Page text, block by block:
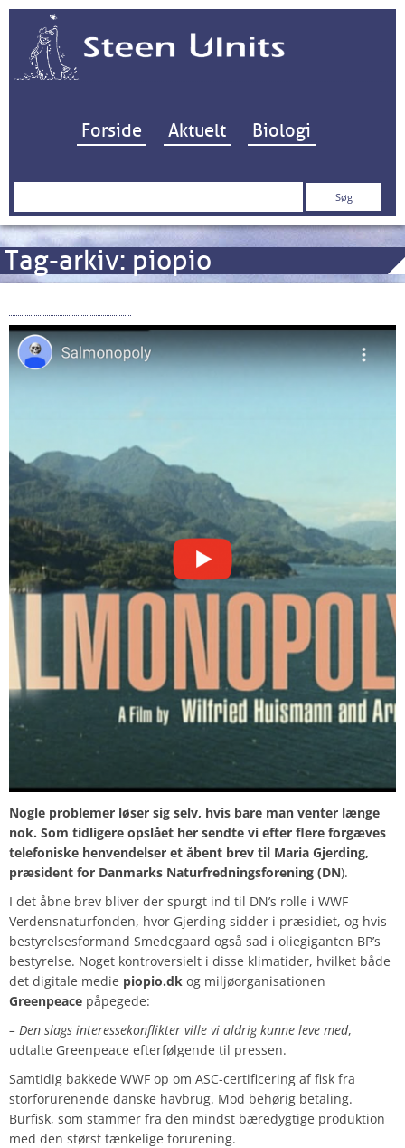
Hop til indhold
Forside Aktuelt Biologi
Søg
Tag-arkiv: piopio
Nogle problemer løser sig selv, hvis bare man venter længe
nok. Som tidligere opslået her sendte vi efter flere forgæves
telefoniske henvendelser et åbent brev til Maria Gjerding,
præsident for Danmarks Naturfredningsforening (DN).
I det åbne brev bliver der spurgt ind til DN’s rolle i WWF
Verdensnaturfonden, hvor Gjerding sidder i præsidiet, og hvis
bestyrelsesformand Smedegaard også sad i oliegiganten BP’s
bestyrelse. Noget kontroversielt i disse klimatider, hvilket både
det digitale medie piopio.dk og miljøorganisationen
Greenpeace påpegede:
– Den slags interessekonflikter ville vi aldrig kunne leve med,
udtalte Greenpeace efterfølgende til pressen.
Samtidig bakkede WWF op om ASC-certificering af fisk fra
storforurenende danske havbrug. Mod behørig betaling.
Burfisk, som stammer fra den mindst bæredygtige produktion
med den størst tænkelige forurening.